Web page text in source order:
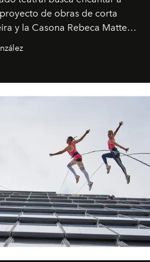
de obras de corta
y la Casona Rebeca Matte
que han albergado estas
escena son limpias; ponen el